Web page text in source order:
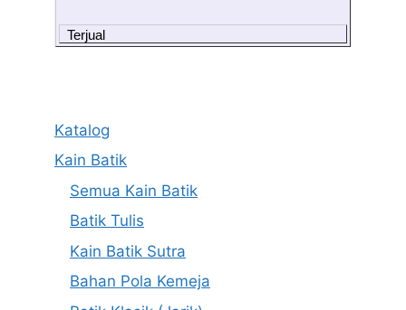
Terjual
Katalog
Kain Batik
Semua Kain Batik
Batik Tulis
Kain Batik Sutra
Bahan Pola Kemeja